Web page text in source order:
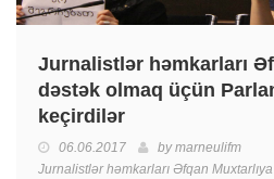
Jurnalistlər həmkarları
dəstək olmaq üçün
keçirdilər
06.06.2017 bymarneulifm
Jurnalistlər həmkarları Əfqan